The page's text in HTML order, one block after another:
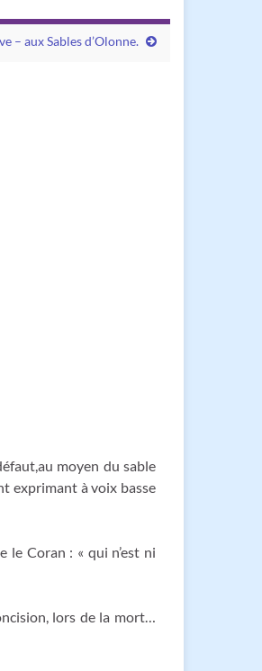
– aux Sables d’Olonne.
moyen du sable
exprimant à voix basse
le Coran : « qui n’est ni
lors de la mort…